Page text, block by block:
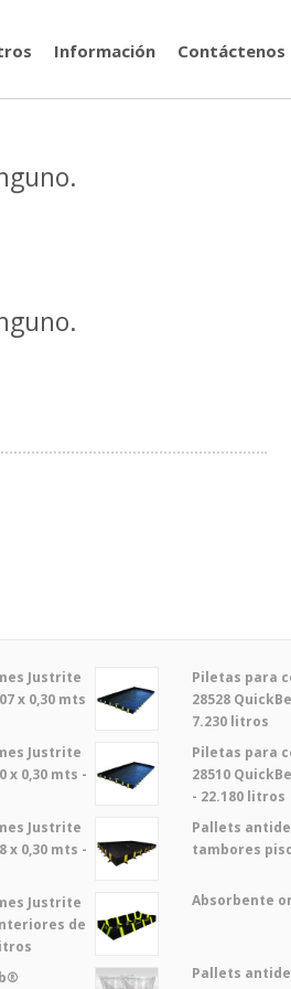
Información Contáctenos
Justrite
x 0,30 mts
Justrite
x 0,30 mts -
Justrite
x 0,30 mts -
Justrite
de
Piletas para
28528
7.230 litros
Piletas para
28510
- 22.180 litros
Pallets
tambores
Absorbente
Pallets